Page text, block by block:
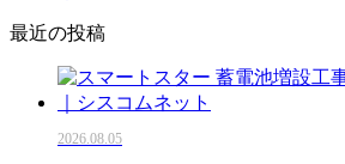
最近の投稿
2026.08.05